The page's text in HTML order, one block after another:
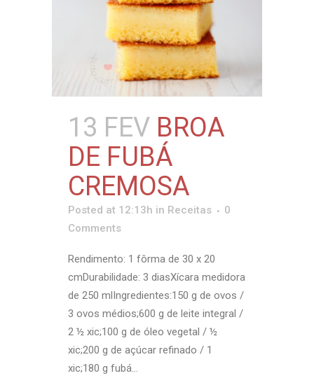
13 FEV BROA
DE FUBÁ
CREMOSA
Posted at 12:13h in Receitas
0
Comments
Rendimento: 1 fôrma de 30 x 20
cmDurabilidade: 3 diasXícara medidora
de 250 mlIngredientes:150 g de ovos /
3 ovos médios;600 g de leite integral /
2 ½ xic;100 g de óleo vegetal / ½
xic;200 g de açúcar refinado / 1
xic;180 g fubá...